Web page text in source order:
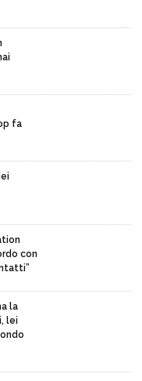
fa
con
la
lei